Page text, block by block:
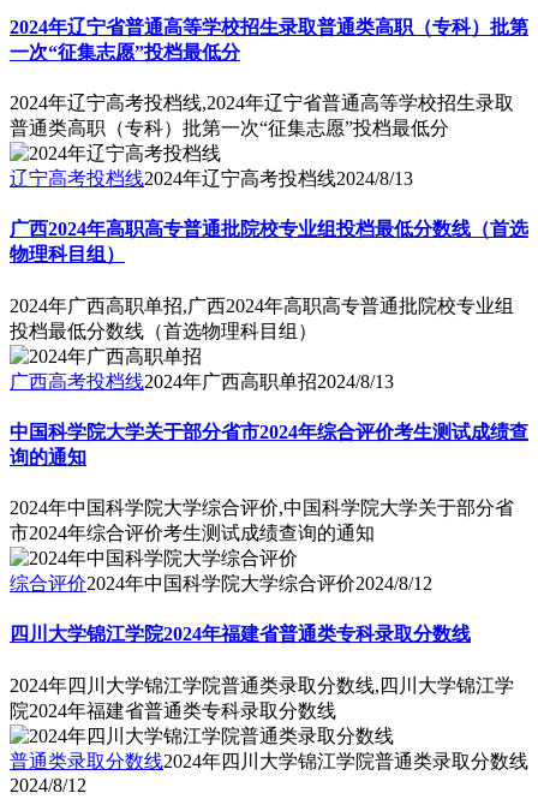
2024年辽宁省普通高等学校招生录取普通类高职（专科）批第
一次“征集志愿”投档最低分
2024年辽宁高考投档线,2024年辽宁省普通高等学校招生录取
普通类高职（专科）批第一次“征集志愿”投档最低分
辽宁高考投档线2024年辽宁高考投档线2024/8/13
广西2024年高职高专普通批院校专业组投档最低分数线（首选
物理科目组）
2024年广西高职单招,广西2024年高职高专普通批院校专业组
投档最低分数线（首选物理科目组）
广西高考投档线2024年广西高职单招2024/8/13
中国科学院大学关于部分省市2024年综合评价考生测试成绩查
询的通知
2024年中国科学院大学综合评价,中国科学院大学关于部分省
市2024年综合评价考生测试成绩查询的通知
综合评价2024年中国科学院大学综合评价2024/8/12
四川大学锦江学院2024年福建省普通类专科录取分数线
2024年四川大学锦江学院普通类录取分数线,四川大学锦江学
院2024年福建省普通类专科录取分数线
普通类录取分数线2024年四川大学锦江学院普通类录取分数线
2024/8/12